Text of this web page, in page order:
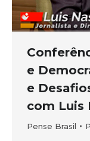
e
e
com Luis
Pense Brasil